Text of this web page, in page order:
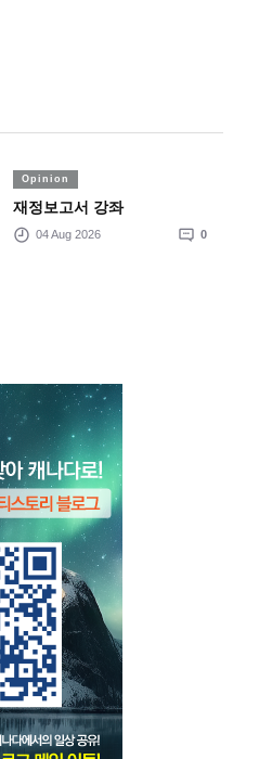
Opinion
재정보고서 강좌
04 Aug 2026 0